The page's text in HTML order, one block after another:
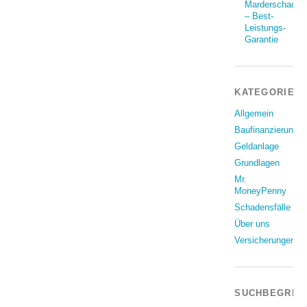
Marderschaden
– Best-
Leistungs-
Garantie
KATEGORIEN
Allgemein
Baufinanzierung
Geldanlage
Grundlagen
Mr.
MoneyPenny
Schadensfälle
Über uns
Versicherungen